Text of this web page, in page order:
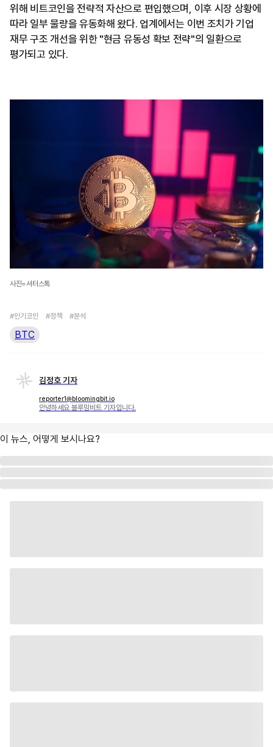
위해 비트코인을 전략적 자산으로 편입했으며, 이후 시장 상황에
따라 일부 물량을 유동화해 왔다. 업계에서는 이번 조치가 기업
재무 구조 개선을 위한 "현금 유동성 확보 전략"의 일환으로
평가되고 있다.
사진=셔터스톡
#인기코인 #정책 #분석
BTC
김정호 기자
reporter1@bloomingbit.io
안녕하세요 블루밍비트 기자입니다.
이 뉴스, 어떻게 보시나요?